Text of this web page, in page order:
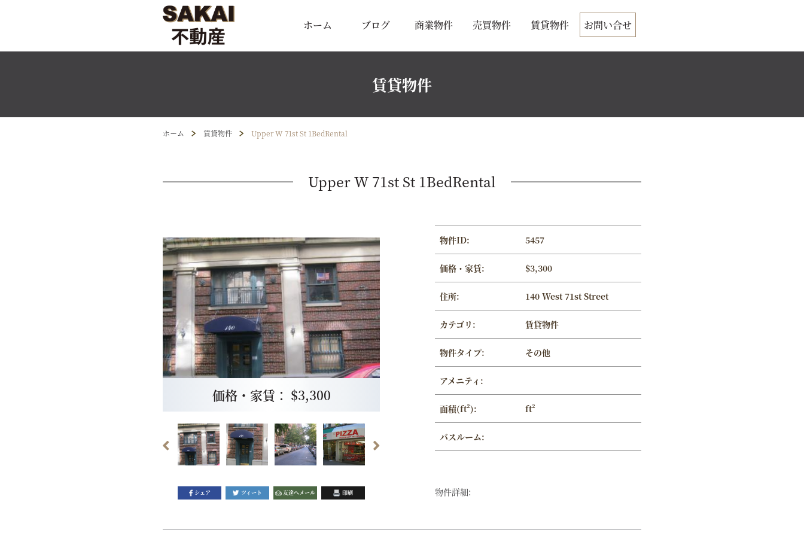
ホーム ブログ 商業物件 売買物件 賃貸物件 お問い合せ
賃貸物件
ホーム 賃貸物件 Upper W 71st St 1BedRental
Upper W 71st St 1BedRental
価格・家賃： $3,300
シェア ツィート 友達へメール 印刷
物件ID: 5457
価格・家賃: $3,300
住所: 140 West 71st Street
カテゴリ: 賃貸物件
物件タイプ: その他
アメニティ:
面積(ft²): ft²
バスルーム:
物件詳細: